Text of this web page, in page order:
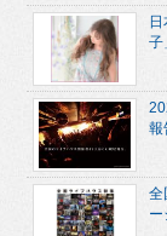
子
報
全
ー